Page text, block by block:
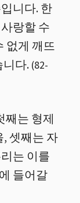
니다. 한
랑할 수
없게 깨뜨
니다. (82-
째는 형제
셋째는 자
는 이를
들어갈